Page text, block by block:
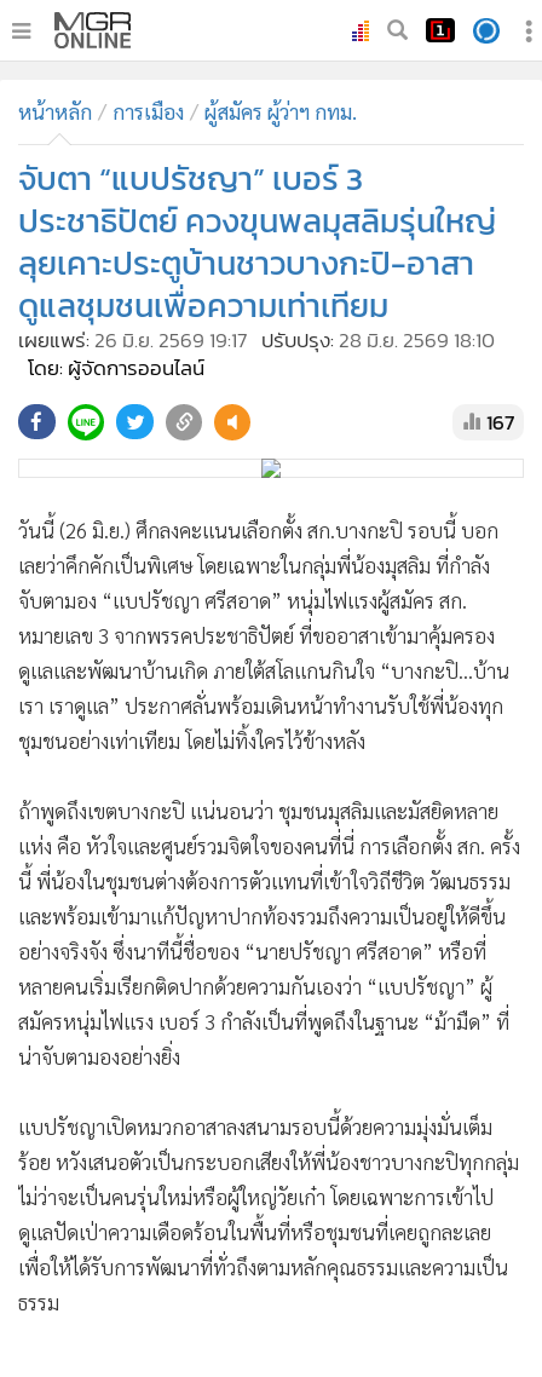
ทันเหตุการณ์
• ภาคใต้
ภูมิภาค
• บันเทิง
• ผู้จัดการรายวัน
• คอลัมนิสต์
• CbizReview
• Cyber BIZ
• Good health & Well-being
• Green Innovation & SD
• Management & HR
MGR Live
•
Infographic
การเมือง
• กีฬา
• ต่างประเทศ
• Special Scoop
• เศรษฐกิจ-ธุรกิจ
• จีน
• ชุมชน-คุณภาพชีวิต
• อาชญากรรม
• Motoring
• วิทยาศาสตร์
• SMEs
หุ้น
• อินโดจีน
• กองทุนรวม
หน้าหลัก การเมือง ผู้สมัคร ผู้ว่าฯ กทม.
จับตา “แบปรัชญา” เบอร์ 3
ประชาธิปัตย์ ควงขุนพลมุสลิมรุ่นใหญ่
ลุยเคาะประตูบ้านชาวบางกะปิ-อาสา
ดูแลชุมชนเพื่อความเท่าเทียม
เผยแพร่: 26 มิ.ย. 2569 19:17 ปรับปรุง: 28 มิ.ย. 2569 18:10
โดย: ผู้จัดการออนไลน์
167
วันนี้ (26 มิ.ย.) ศึกลงคะแนนเลือกตั้ง สก.บางกะปิ รอบนี้ บอก
เลยว่าคึกคักเป็นพิเศษ โดยเฉพาะในกลุ่มพี่น้องมุสลิม ที่กำลัง
จับตามอง “แบปรัชญา ศรีสอาด” หนุ่มไฟแรงผู้สมัคร สก.
หมายเลข 3 จากพรรคประชาธิปัตย์ ที่ขออาสาเข้ามาคุ้มครอง
ดูแลและพัฒนาบ้านเกิด ภายใต้สโลแกนกินใจ “บางกะปิ...บ้าน
เรา เราดูแล” ประกาศลั่นพร้อมเดินหน้าทำงานรับใช้พี่น้องทุก
ชุมชนอย่างเท่าเทียม โดยไม่ทิ้งใครไว้ข้างหลัง
ถ้าพูดถึงเขตบางกะปิ แน่นอนว่า ชุมชนมุสลิมและมัสยิดหลาย
แห่ง คือ หัวใจและศูนย์รวมจิตใจของคนที่นี่ การเลือกตั้ง สก. ครั้ง
นี้ พี่น้องในชุมชนต่างต้องการตัวแทนที่เข้าใจวิถีชีวิต วัฒนธรรม
และพร้อมเข้ามาแก้ปัญหาปากท้องรวมถึงความเป็นอยู่ให้ดีขึ้น
อย่างจริงจัง ซึ่งนาทีนี้ชื่อของ “นายปรัชญา ศรีสอาด” หรือที่
หลายคนเริ่มเรียกติดปากด้วยความกันเองว่า “แบปรัชญา” ผู้
สมัครหนุ่มไฟแรง เบอร์ 3 กำลังเป็นที่พูดถึงในฐานะ “ม้ามืด” ที่
น่าจับตามองอย่างยิ่ง
แบปรัชญาเปิดหมวกอาสาลงสนามรอบนี้ด้วยความมุ่งมั่นเต็ม
ร้อย หวังเสนอตัวเป็นกระบอกเสียงให้พี่น้องชาวบางกะปิทุกกลุ่ม
ไม่ว่าจะเป็นคนรุ่นใหม่หรือผู้ใหญ่วัยเก๋า โดยเฉพาะการเข้าไป
ดูแลปัดเป่าความเดือดร้อนในพื้นที่หรือชุมชนที่เคยถูกละเลย
เพื่อให้ได้รับการพัฒนาที่ทั่วถึงตามหลักคุณธรรมและความเป็น
ธรรม